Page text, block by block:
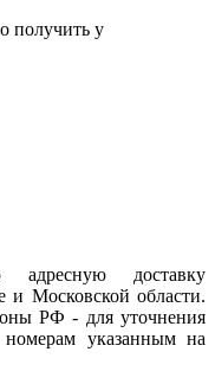
получить у
адресную доставку
и Московской области.
РФ - для уточнения
указанным на